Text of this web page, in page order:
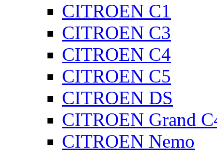
CITROEN C1
CITROEN C3
CITROEN C4
CITROEN C5
CITROEN DS
CITROEN Grand
CITROEN Nemo